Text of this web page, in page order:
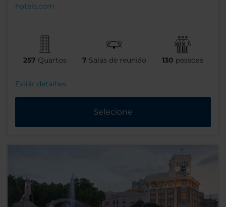
hotels.com
257 Quartos 7 Salas de reunião 130 pessoas
Exibir detalhes
Selecione